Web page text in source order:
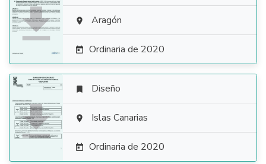
  Aragón
 Ordinaria de 2020

 Diseño
 Islas Canarias
 Ordinaria de 2020